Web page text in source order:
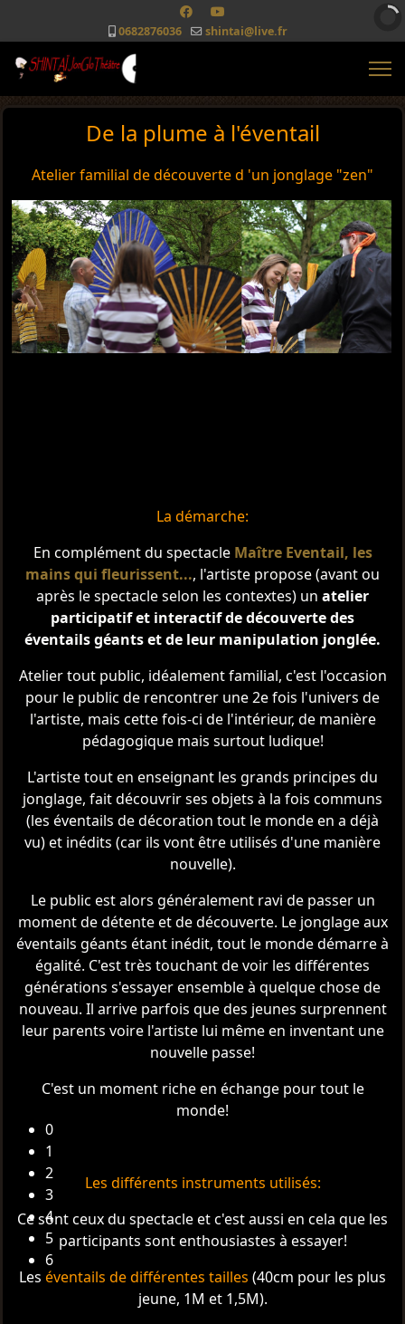
0682876036 shintai@live.fr
De la plume à l'éventail
Atelier familial de découverte d 'un jonglage "zen"
0
1
2
3
4
5
6
La démarche:
En complément du spectacle Maître Eventail, les
mains qui fleurissent..., l'artiste propose (avant ou
après le spectacle selon les contextes) un atelier
participatif et interactif de découverte des
éventails géants et de leur manipulation jonglée.
Atelier tout public, idéalement familial, c'est l'occasion
pour le public de rencontrer une 2e fois l'univers de
l'artiste, mais cette fois-ci de l'intérieur, de manière
pédagogique mais surtout ludique!
L'artiste tout en enseignant les grands principes du
jonglage, fait découvrir ses objets à la fois communs
(les éventails de décoration tout le monde en a déjà
vu) et inédits (car ils vont être utilisés d'une manière
nouvelle).
Le public est alors généralement ravi de passer un
moment de détente et de découverte. Le jonglage aux
éventails géants étant inédit, tout le monde démarre à
égalité. C'est très touchant de voir les différentes
générations s'essayer ensemble à quelque chose de
nouveau. Il arrive parfois que des jeunes surprennent
leur parents voire l'artiste lui même en inventant une
nouvelle passe!
C'est un moment riche en échange pour tout le
monde!
Les différents instruments utilisés:
Ce sont ceux du spectacle et c'est aussi en cela que les
participants sont enthousiastes à essayer!
Les éventails de différentes tailles (40cm pour les plus
jeune, 1M et 1,5M).